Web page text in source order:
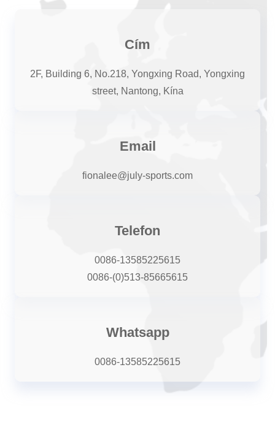
Cím
2F, Building 6, No.218, Yongxing Road, Yongxing
street, Nantong, Kína
Email
fionalee@july-sports.com
Telefon
0086-13585225615
0086-(0)513-85665615
Whatsapp
0086-13585225615